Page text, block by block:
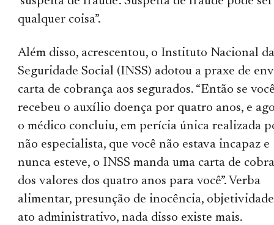
qualquer coisa”.
Além disso, acrescentou, o Instituto Nacional
Seguridade Social (INSS) adotou a praxe de
carta de cobrança aos segurados. “Então se
recebeu o auxílio doença por quatro anos, e
o médico concluiu, em perícia única realizada
não especialista, que você não estava incapaz e
nunca esteve, o INSS manda uma carta de
dos valores dos quatro anos para você”. Verba
alimentar, presunção de inocência,
ato administrativo, nada disso existe mais.